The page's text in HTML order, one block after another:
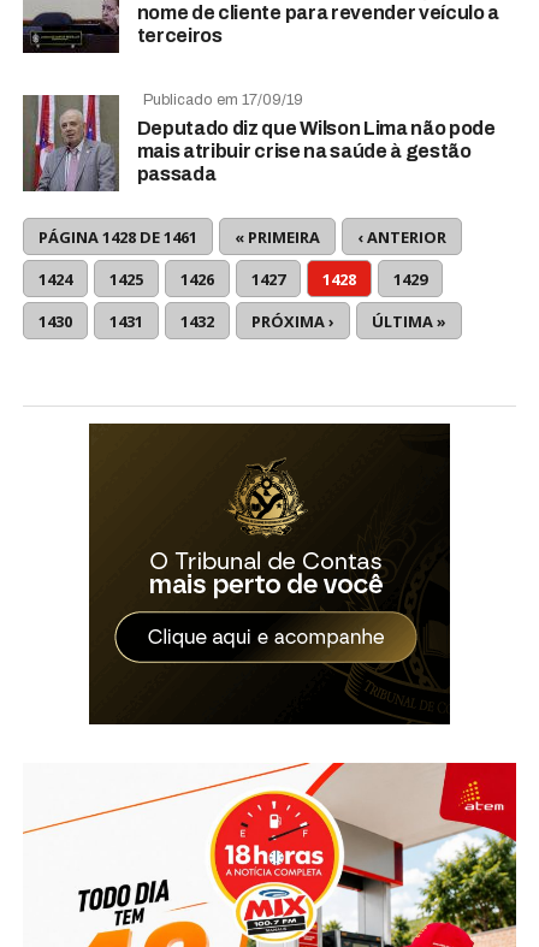
nome de cliente para revender veículo a
terceiros
Publicado em 17/09/19
Deputado diz que Wilson Lima não pode
mais atribuir crise na saúde à gestão
passada
PÁGINA 1428 DE 1461 « PRIMEIRA
‹ ANTERIOR
1424
1425 1426 1427 1428
1429
1430
1431 1432 PRÓXIMA › ÚLTIMA »